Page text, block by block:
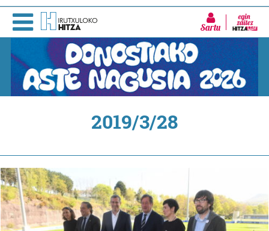
Sartu
2019/3/28